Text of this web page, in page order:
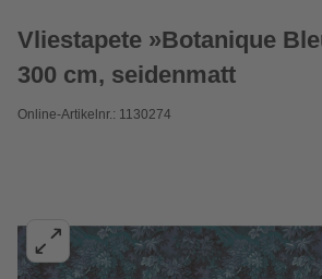
Vliestapete »Botanique
300 cm, seidenmatt
Online-Artikelnr.: 1130274